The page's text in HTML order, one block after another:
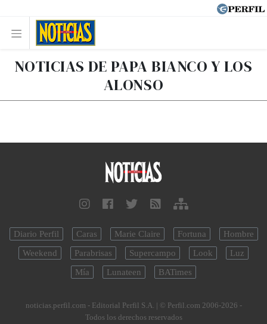
NOTICIAS DE PAPA BIANCO Y LOS
ALONSO
Diario Perfil Caras Marie Claire Fortuna
Hombre
Weekend
Parabrisas Supercampo Look
Luz
Mía
Lunateen BATimes
noticias.perfil.com - Editorial Perfil S.A. | © Perfil.com 2006-2026 -
Todos los derechos reservados